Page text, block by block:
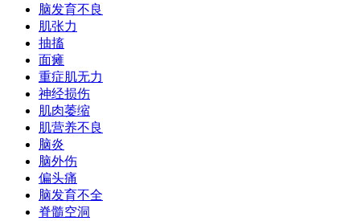
脑发育不良
肌张力
抽搐
面瘫
重症肌无力
神经损伤
肌肉萎缩
肌营养不良
脑炎
脑外伤
偏头痛
脑发育不全
脊髓空洞